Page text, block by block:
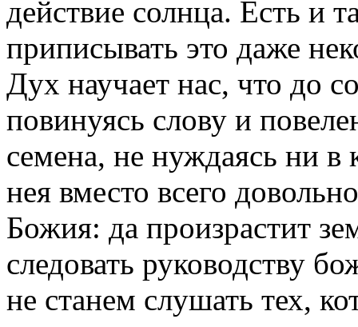
действие солнца. Есть и
приписывать это даже
Дух научает нас, что до
повинуясь слову и
семена, не нуждаясь ни в
нея вместо всего
Божия: да произрастит
следовать руководству
не станем слушать тех,